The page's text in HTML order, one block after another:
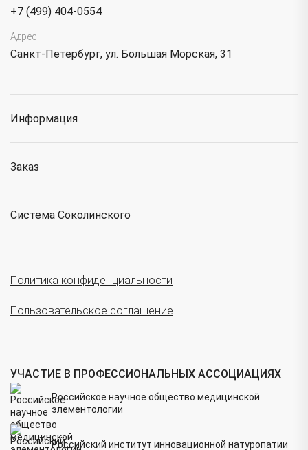
+7 (499) 404-0554
Адрес
Санкт-Петербург, ул. Большая Морская, 31
Информация
Заказ
Система Соколинского
Политика конфиденциальности
Пользовательское соглашение
УЧАСТИЕ В ПРОФЕССИОНАЛЬНЫХ АССОЦИАЦИЯХ
Российское научное общество медицинской
элементологии
Российский институт инновационной натуропатии